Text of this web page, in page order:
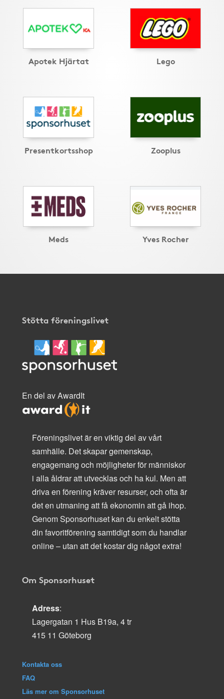
Apotek Hjärtat Lego
Presentkortsshop Zooplus
Meds Yves Rocher
Stötta föreningslivet
En del av AwardIt
Föreningslivet är en viktig del av vårt
samhälle. Det skapar gemenskap,
engagemang och möjligheter för människor
i alla åldrar att utvecklas och ha kul. Men att
driva en förening kräver resurser, och ofta är
det en utmaning att få ekonomin att gå ihop.
Genom Sponsorhuset kan du enkelt stötta
din favoritförening samtidigt som du handlar
online – utan att det kostar dig något extra!
Om Sponsorhuset
Adress:
Lagergatan 1 Hus B19a, 4 tr
415 11 Göteborg
Kontakta oss
FAQ
Läs mer om Sponsorhuset